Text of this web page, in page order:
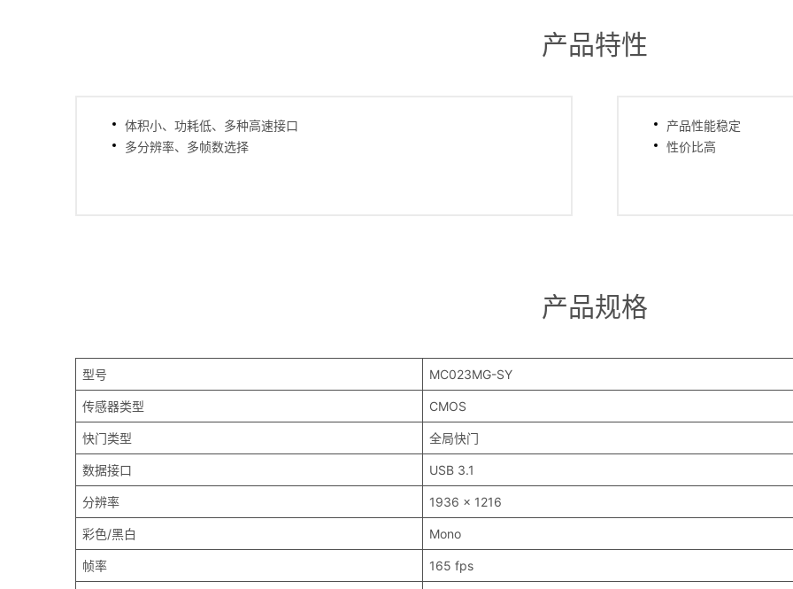
产品特性
体积小、功耗低、多种高速接口
多分辨率、多帧数选择
产品性能稳定
性价比高
产品规格
型号 MC023MG-SY
传感器类型 CMOS
快门类型 全局快门
数据接口 USB 3.1
分辨率 1936 x 1216
彩色/黑白 Mono
帧率 165 fps